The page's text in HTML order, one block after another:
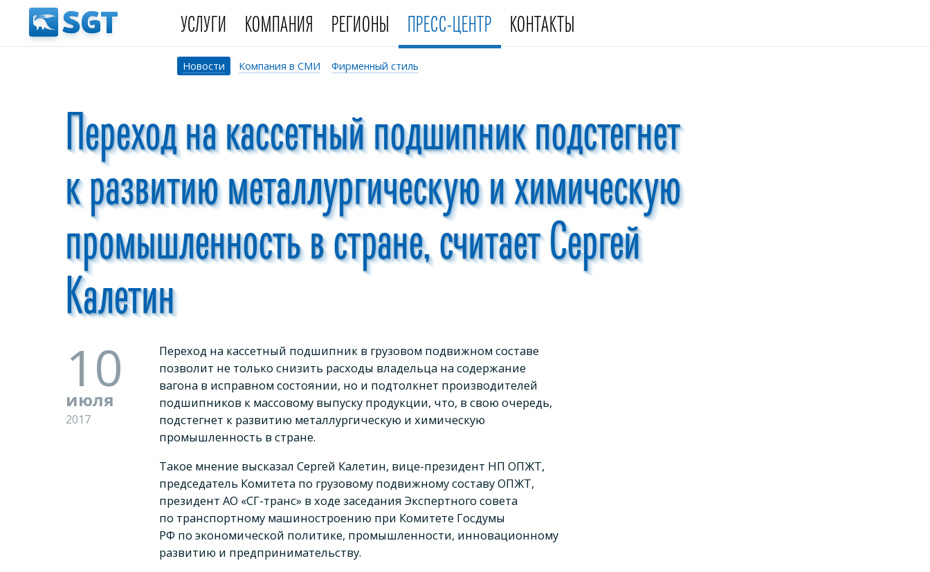
УСЛУГИ КОМПАНИЯ РЕГИОНЫ ПРЕСС-ЦЕНТР КОНТАКТЫ
Новости Компания в СМИ Фирменный стиль
Переход на кассетный подшипник подстегнет
к развитию металлургическую и химическую
промышленность в стране, считает Сергей
Калетин
10
июля
2017
Переход на кассетный подшипник в грузовом подвижном составе
позволит не только снизить расходы владельца на содержание
вагона в исправном состоянии, но и подтолкнет производителей
подшипников к массовому выпуску продукции, что, в свою очередь,
подстегнет к развитию металлургическую и химическую
промышленность в стране.
Такое мнение высказал Сергей Калетин, вице-президент НП ОПЖТ,
председатель Комитета по грузовому подвижному составу ОПЖТ,
президент АО «СГ-транс» в ходе заседания Экспертного совета
по транспортному машиностроению при Комитете Госдумы
РФ по экономической политике, промышленности, инновационному
развитию и предпринимательству.